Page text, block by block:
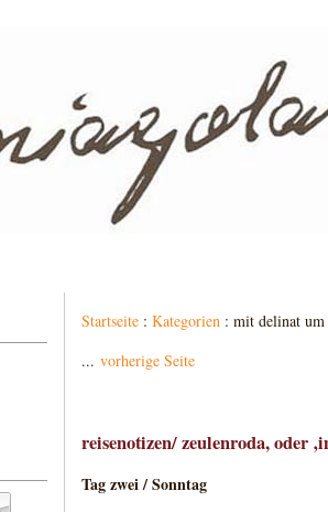
Startseite : Kategorien : mit delinat
... vorherige Seite
reisenotizen/ zeulenroda, oder
Tag zwei / Sonntag